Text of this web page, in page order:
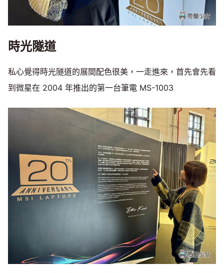
時光隧道
私心覺得時光隧道的展間配色很美，一走進來，首先會先看
到微星在 2004 年推出的第一台筆電 MS-1003